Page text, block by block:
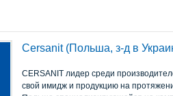
Cersanit (Польша, з-д в
CERSANIT лидер среди
свой имидж и продукцию на